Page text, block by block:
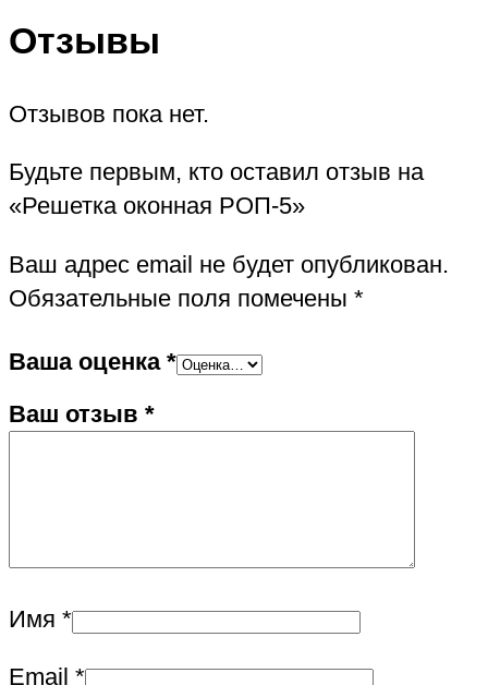
Отзывы
Отзывов пока нет.
Будьте первым, кто оставил отзыв на
«Решетка оконная РОП-5»
Ваш адрес email не будет опубликован.
Обязательные поля помечены *
Ваша оценка *
Ваш отзыв *
Имя *
Email *